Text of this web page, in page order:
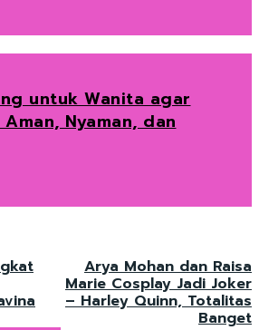
untuk Wanita agar
Nyaman, dan
Arya Mohan dan Raisa
Marie Cosplay Jadi Joker
– Harley Quinn, Totalitas
Banget